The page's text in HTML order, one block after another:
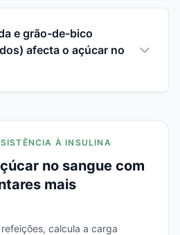
e grão-de-bico
afecta o açúcar no
À INSULINA
no sangue com
mais
calcula a carga